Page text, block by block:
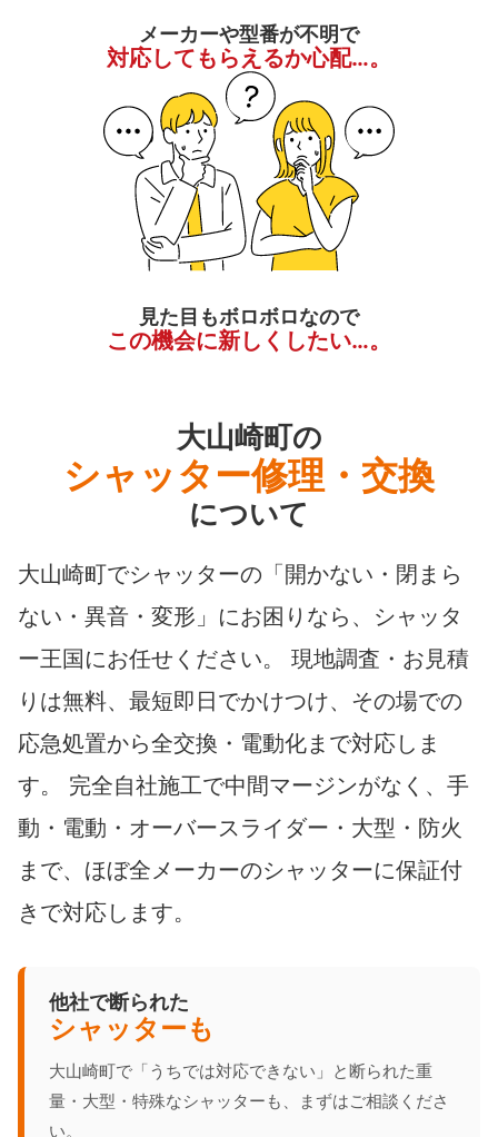
メーカーや型番が不明で
対応してもらえるか心配…。
見た目もボロボロなので
この機会に新しくしたい…。
大山崎町の
シャッター修理・交換
について
大山崎町でシャッターの「開かない・閉まら
ない・異音・変形」にお困りなら、シャッタ
ー王国にお任せください。 現地調査・お見積
りは無料、最短即日でかけつけ、その場での
応急処置から全交換・電動化まで対応しま
す。 完全自社施工で中間マージンがなく、手
動・電動・オーバースライダー・大型・防火
まで、ほぼ全メーカーのシャッターに保証付
きで対応します。
他社で断られた
シャッターも
大山崎町で「うちでは対応できない」と断られた重
量・大型・特殊なシャッターも、まずはご相談くださ
い。